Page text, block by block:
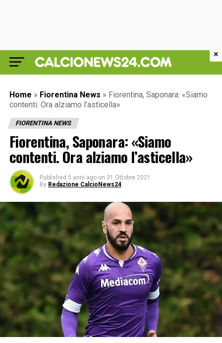
Home » Fiorentina News » Fiorentina, Saponara: «Siamo
contenti. Ora alziamo l’asticella»
FIORENTINA NEWS
Fiorentina, Saponara: «Siamo
contenti. Ora alziamo l’asticella»
Published 5 anni ago on 31 Ottobre 2021
By Redazione CalcioNews24
×